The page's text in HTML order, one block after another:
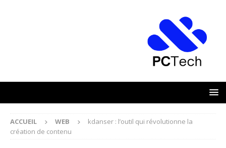
ACCUEIL WEB
kdanser : l’outil qui révolutionne la
création de contenu